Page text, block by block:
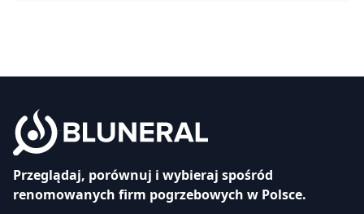
Przeglądaj, porównuj i wybieraj spośród
renomowanych firm pogrzebowych w Polsce.